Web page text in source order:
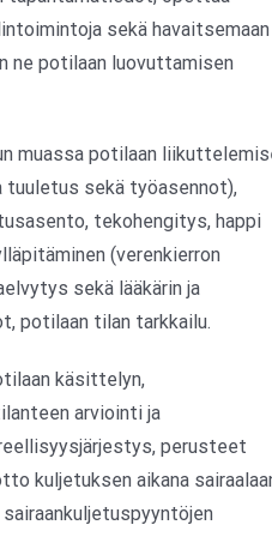
sekä havaitsemaan
ne potilaan luovuttamisen
muassa potilaan
tuuletus sekä työasennot),
tekohengitys, happi
(verenkierron
sekä lääkärin ja
potilaan tilan tarkkailu.
käsittelyn,
arviointi ja
perusteet
kuljetuksen aikana